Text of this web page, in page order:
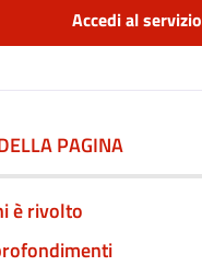
Accedi al servizio
PAGINA
è rivolto